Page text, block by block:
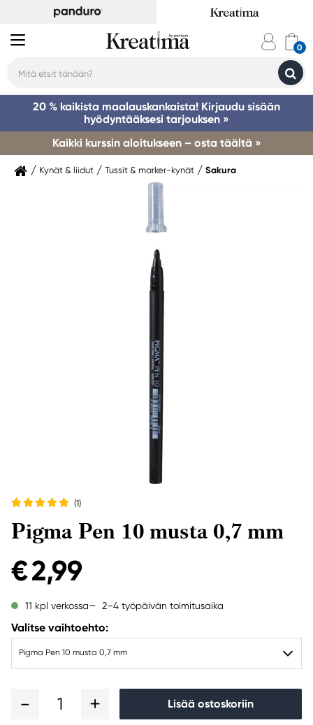
20 % kaikista maalauskankaista! Kirjaudu sisään
hyödyntääksesi tarjouksen »
Kaikki kurssin aloitukseen – osta täältä »
Kynät & liidut Tussit & marker-kynät Sakura
(1)
Pigma Pen 10 musta 0,7 mm
€ 2,99
11 kpl verkossa 2–4 työpäivän toimitusaika
Valitse vaihtoehto:
Pigma Pen 10 musta 0,7 mm
1 Lisää ostoskoriin